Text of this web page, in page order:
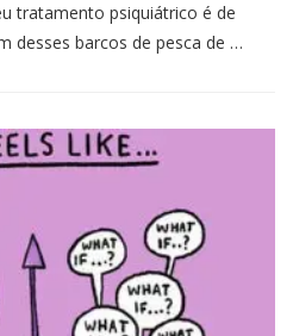
tratamento psiquiátrico é de
desses barcos de pesca de …